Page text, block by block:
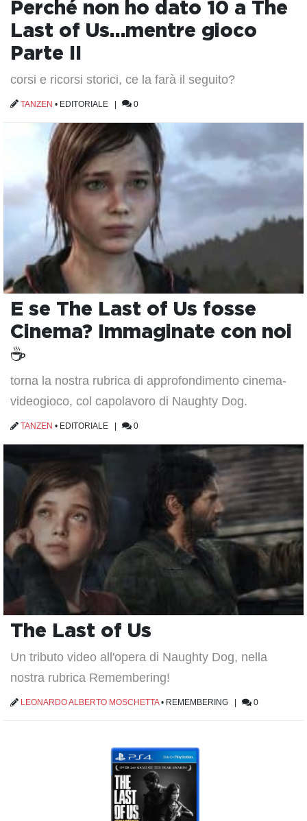
Perché non ho dato 10 a The
Last of Us…mentre gioco
Parte II
corsi e ricorsi storici, ce la farà il seguito?
TANZEN • EDITORIALE | 0
E se The Last of Us fosse
Cinema? Immaginate con noi
☕️
torna la nostra rubrica di approfondimento cinema-
videogioco, col capolavoro di Naughty Dog.
TANZEN • EDITORIALE 0
The Last of Us
Un tributo video all'opera di Naughty Dog, nella
nostra rubrica Remembering!
LEONARDO ALBERTO MOSCHETTA• REMEMBERING 0